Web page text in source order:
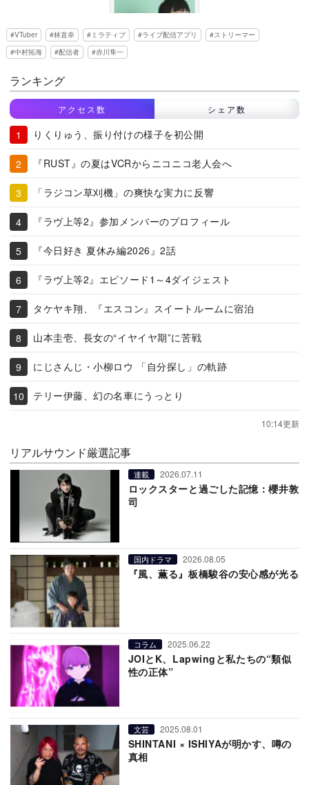
VTuber 林直幸 ミラティブ ライブ配信アプリ
ストリーマー
中村拓海
配信者 赤川隼一
ランキング
アクセス数 シェア数
りくりゅう、振り付けの様子を初公開
『RUST』の夏はVCRからニコニコ老人会へ
「ラジコン草刈機」の爽快な実力に反響
『ラヴ上等2』参加メンバーのプロフィール
『今日好き 夏休み編2026』2話
『ラヴ上等2』エピソード1～4ダイジェスト
タケヤキ翔、『エスコン』スイートルームに宿泊
山本圭壱、長女の“イヤイヤ期”に苦戦
にじさんじ・小柳ロウ 「自分探し」の軌跡
テリー伊藤、幻の名車にうっとり
10:14更新
リアルサウンド厳選記事
連載 2026.07.11
ロックスターと過ごした記憶：櫻井敦
司
国内ドラマ 2026.08.05
『風、薫る』板橋駿谷の安心感が光る
コラム 2025.06.22
JOIとK、Lapwingと私たちの“類似
性の正体”
文芸 2025.08.01
SHINTANI × ISHIYAが明かす、噂の
真相